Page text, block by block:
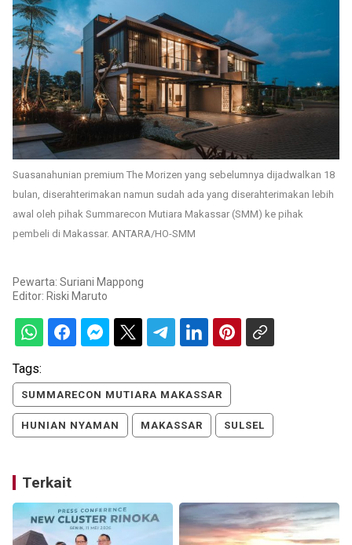
Suasanahunian premium The Morizen yang sebelumnya dijadwalkan 18
bulan, diserahterimakan namun sudah ada yang diserahterimakan lebih
awal oleh pihak Summarecon Mutiara Makassar (SMM) ke pihak
pembeli di Makassar. ANTARA/HO-SMM
Pewarta: Suriani Mappong
Editor: Riski Maruto
Tags:
SUMMARECON MUTIARA MAKASSAR
HUNIAN NYAMAN MAKASSAR SULSEL
Terkait